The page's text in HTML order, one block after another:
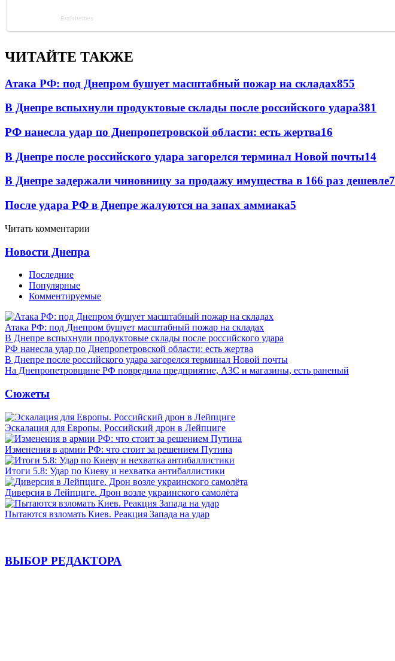
ЧИТАЙТЕ ТАКЖЕ
Атака РФ: под Днепром бушует масштабный пожар на складах855
В Днепре вспыхнули продуктовые склады после российского удара381
РФ нанесла удар по Днепропетровской области: есть жертва16
В Днепре после российского удара загорелся терминал Новой почты14
В Днепре задержали чиновницу за продажу имущества в 166 раз дешевле7
После удара РФ в Днепре жалуются на запах аммиака5
Читать комментарии
Новости Днепра
Последние
Популярные
Комментируемые
Атака РФ: под Днепром бушует масштабный пожар на складах
В Днепре вспыхнули продуктовые склады после российского удара
РФ нанесла удар по Днепропетровской области: есть жертва
В Днепре после российского удара загорелся терминал Новой почты
На Днепропетровщине РФ повредила предприятие, АЗС и магазины, есть раненый
Сюжеты
Эскалация для Европы. Российский дрон в Лейпциге
Изменения в армии РФ: что стоит за решением Путина
Итоги 5.8: Удар по Киеву и нехватка антибаллистики
Диверсия в Лейпциге. Дрон возле украинского самолёта
Пытаются взломать Киев. Реакция Запада на удар
ВЫБОР РЕДАКТОРА